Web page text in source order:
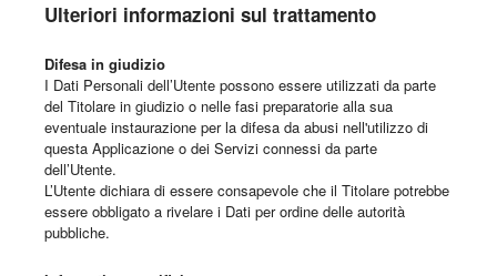
Ulteriori informazioni sul trattamento
Difesa in giudizio
I Dati Personali dell’Utente possono essere utilizzati da parte
del Titolare in giudizio o nelle fasi preparatorie alla sua
eventuale instaurazione per la difesa da abusi nell'utilizzo di
questa Applicazione o dei Servizi connessi da parte
dell’Utente.
L’Utente dichiara di essere consapevole che il Titolare potrebbe
essere obbligato a rivelare i Dati per ordine delle autorità
pubbliche.